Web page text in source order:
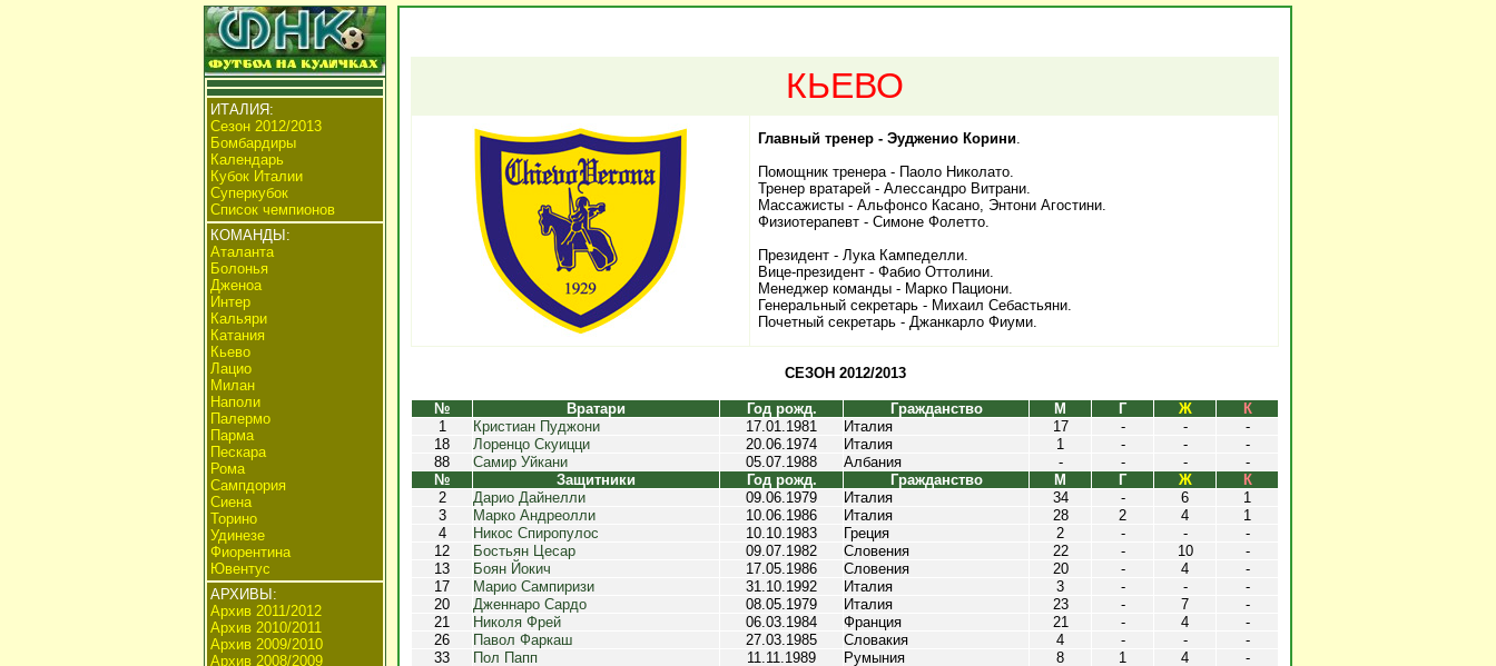
ИТАЛИЯ:
Сезон 2012/2013
Бомбардиры
Календарь
Кубок Италии
Суперкубок
Список чемпионов
КОМАНДЫ:
Аталанта
Болонья
Дженоа
Интер
Кальяри
Катания
Кьево
Лацио
Милан
Наполи
Палермо
Парма
Пескара
Рома
Сампдория
Сиена
Торино
Удинезе
Фиорентина
Ювентус
АРХИВЫ:
Архив 2011/2012
Архив 2010/2011
Архив 2009/2010
Архив 2008/2009
КЬЕВО
Главный тренер - Эудженио Корини.
Помощник тренера - Паоло Николато.
Тренер вратарей - Алессандро Витрани.
Массажисты - Альфонсо Касано, Энтони Агостини.
Физиотерапевт - Симоне Фолетто.
Президент - Лука Кампеделли.
Вице-президент - Фабио Оттолини.
Менеджер команды - Марко Пациони.
Генеральный секретарь - Михаил Себастьяни.
Почетный секретарь - Джанкарло Фиуми.
СЕЗОН 2012/2013
№ Вратари Год рожд. Гражданство М Г Ж
К
1
Кристиан Пуджони 17.01.1981 Италия 17 - -
-
18
Лоренцо Скуицци 20.06.1974 Италия 1 - -
-
88
Самир Уйкани 05.07.1988 Албания - - -
-
№
Защитники Год рожд. Гражданство М Г Ж
К
2
Дарио Дайнелли 09.06.1979 Италия 34 - 6
1
3
Марко Андреолли 10.06.1986 Италия 28 2 4
1
4
Никос Спиропулос 10.10.1983 Греция 2 - -
-
12
Бостьян Цесар 09.07.1982 Словения 22 - 10
-
13
Боян Йокич 17.05.1986 Словения 20 - 4
-
17
Марио Сампиризи 31.10.1992 Италия 3 - -
-
20
Дженнаро Сардо 08.05.1979 Италия 23 - 7
-
21
Николя Фрей 06.03.1984 Франция 21 - 4
-
26
Павол Фаркаш 27.03.1985 Словакия 4 - -
-
33
Пол Папп 11.11.1989 Румыния 8 1 4
-